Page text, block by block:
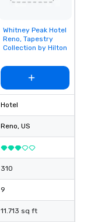
Removed from
favorites
Whitney Peak Hotel
Reno, Tapestry
Collection by Hilton
Hotel
Reno, US
310
9
11.713 sq ft